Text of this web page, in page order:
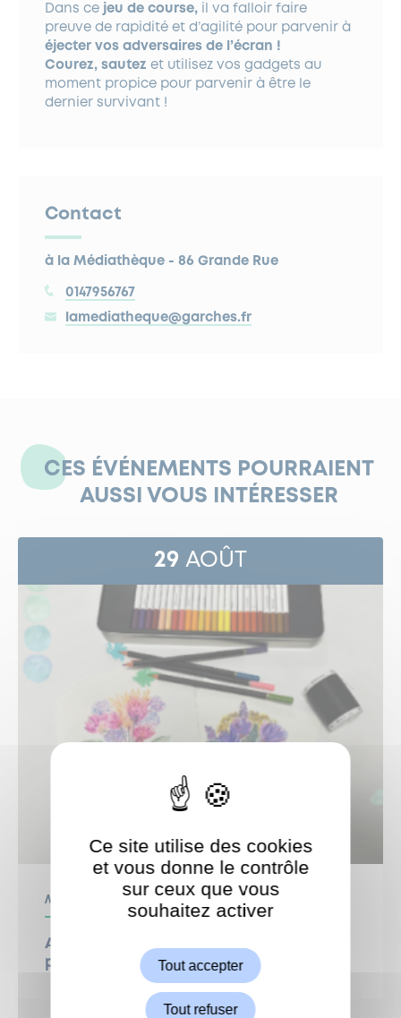
Dans ce jeu de course, il va falloir faire
preuve de rapidité et d’agilité pour parvenir à
éjecter vos adversaires de l’écran !
Courez, sautez et utilisez vos gadgets au
moment propice pour parvenir à être le
dernier survivant !
Contact
à la Médiathèque - 86 Grande Rue
0147956767
lamediatheque@garches.fr
CES ÉVÉNEMENTS POURRAIENT
AUSSI VOUS INTÉRESSER
29 AOÛT
Médiathèque
Atelier créatif : broderie et aquarelle
pour un doux temps de création
ShareThis est désactivé.
Ce site utilise des cookies
et vous donne le contrôle
sur ceux que vous
souhaitez activer
Tout accepter
Tout refuser